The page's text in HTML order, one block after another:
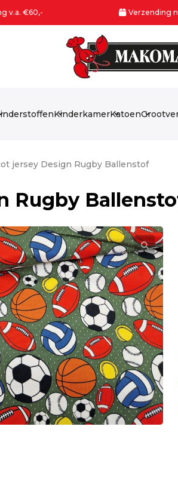
v.a. €60,- Verzending
KinderkamerKatoen
jersey Design Rugby Ballenstof
Rugby